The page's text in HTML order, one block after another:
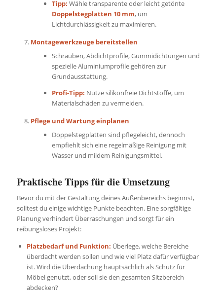
Tipp: Wähle transparente oder leicht getönte
Doppelstegplatten 10 mm, um
Lichtdurchlässigkeit zu maximieren.
Montagewerkzeuge bereitstellen
Schrauben, Abdichtprofile, Gummidichtungen und
spezielle Aluminiumprofile gehören zur
Grundausstattung.
Profi-Tipp: Nutze silikonfreie Dichtstoffe, um
Materialschäden zu vermeiden.
Pflege und Wartung einplanen
Doppelstegplatten sind pflegeleicht, dennoch
empfiehlt sich eine regelmäßige Reinigung mit
Wasser und mildem Reinigungsmittel.
Praktische Tipps für die Umsetzung
Bevor du mit der Gestaltung deines Außenbereichs beginnst,
solltest du einige wichtige Punkte beachten. Eine sorgfältige
Planung verhindert Überraschungen und sorgt für ein
reibungsloses Projekt:
Platzbedarf und Funktion: Überlege, welche Bereiche
überdacht werden sollen und wie viel Platz dafür verfügbar
ist. Wird die Überdachung hauptsächlich als Schutz für
Möbel genutzt, oder soll sie den gesamten Sitzbereich
abdecken?